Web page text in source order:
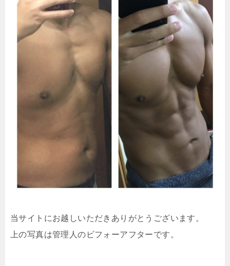
当サイトにお越しいただきありがとうございます。
上の写真は管理人のビフォーアフターです。